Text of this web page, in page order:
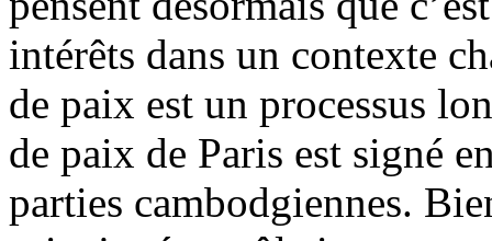
intérêts dans un contexte
de paix est un processus
de paix de Paris est signé
parties cambodgiennes.